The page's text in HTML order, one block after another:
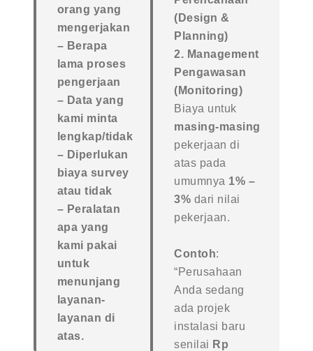
orang yang
mengerjakan
– Berapa
lama proses
pengerjaan
– Data yang
kami minta
lengkap/tidak
– Diperlukan
biaya survey
atau tidak
– Peralatan
apa yang
kami pakai
untuk
menunjang
layanan-
layanan di
atas.
(Design &
Planning)
2. Management
Pengawasan
(Monitoring)
Biaya untuk
masing-masing
pekerjaan di
atas pada
umumnya 1% –
3% dari nilai
pekerjaan.
Contoh:
“Perusahaan
Anda sedang
ada projek
instalasi baru
senilai Rp